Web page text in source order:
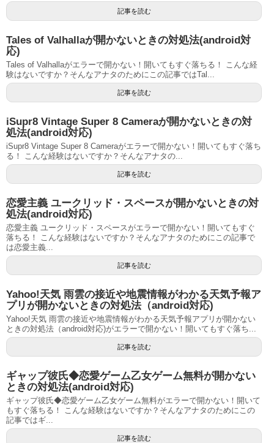
記事を読む
Tales of Valhallaが開かないときの対処法(android対
応)
Tales of Valhallaがエラーで開かない！開いてもすぐ落ちる！ こんな経
験はないですか？そんなアナタのためにこの記事ではTal...
記事を読む
iSupr8 Vintage Super 8 Cameraが開かないときの対
処法(android対応)
iSupr8 Vintage Super 8 Cameraがエラーで開かない！開いてもすぐ落ち
る！ こんな経験はないですか？そんなアナタの...
記事を読む
恋愛主義 ユークリッド・スペースが開かないときの対
処法(android対応)
恋愛主義 ユークリッド・スペースがエラーで開かない！開いてもすぐ
落ちる！ こんな経験はないですか？そんなアナタのためにこの記事で
は恋愛主義...
記事を読む
Yahoo!天気 雨雲の接近や地震情報がわかる天気予報ア
プリが開かないときの対処法（android対応)
Yahoo!天気 雨雲の接近や地震情報がわかる天気予報アプリが開かない
ときの対処法（android対応)がエラーで開かない！開いてもすぐ落ち...
記事を読む
ギャップ彼氏◆恋愛ゲーム乙女ゲーム無料が開かない
ときの対処法(android対応)
ギャップ彼氏◆恋愛ゲーム乙女ゲーム無料がエラーで開かない！開いて
もすぐ落ちる！ こんな経験はないですか？そんなアナタのためにこの
記事ではギ...
記事を読む